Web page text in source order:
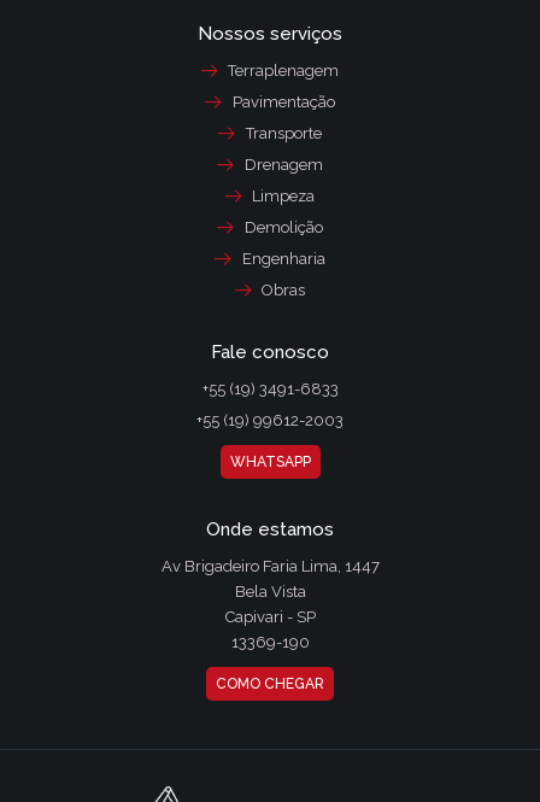
Nossos serviços
Terraplenagem
Pavimentação
Transporte
Drenagem
Limpeza
Demolição
Engenharia
Obras
Fale conosco
+55 (19) 3491-6833
+55 (19) 99612-2003
WHATSAPP
Onde estamos
Av Brigadeiro Faria Lima, 1447
Bela Vista
Capivari - SP
13369-190
COMO CHEGAR